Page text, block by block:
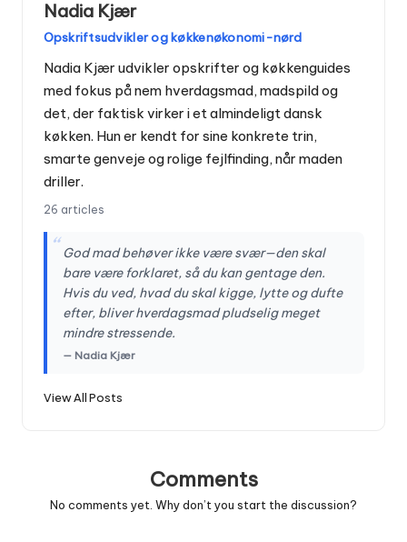
Nadia Kjær
Opskriftsudvikler og køkkenøkonomi-nørd
Nadia Kjær udvikler opskrifter og køkkenguides
med fokus på nem hverdagsmad, madspild og
det, der faktisk virker i et almindeligt dansk
køkken. Hun er kendt for sine konkrete trin,
smarte genveje og rolige fejlfinding, når maden
driller.
26 articles
“ God mad behøver ikke være svær—den skal
bare være forklaret, så du kan gentage den.
Hvis du ved, hvad du skal kigge, lytte og dufte
efter, bliver hverdagsmad pludselig meget
mindre stressende.
— Nadia Kjær
View All Posts
Comments
No comments yet. Why don’t you start the discussion?